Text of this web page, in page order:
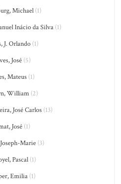
Michael (1)
Inácio da Silva(1)
J. Orlando(1)
José (5)
Mateus (1)
William(2)
José Carlos (13)
José (1)
Marie (3)
Pascal(1)
Emilia (1)